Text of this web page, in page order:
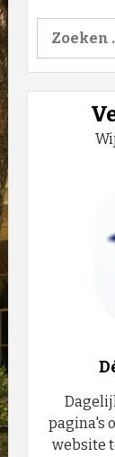
Zoeken
naar:
pagina's
website